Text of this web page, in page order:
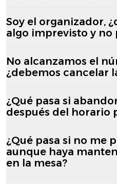
Soy el organizador,
algo imprevisto y no
No alcanzamos el
¿debemos cancelar
¿Qué pasa si
después del horario
¿Qué pasa si no me
aunque haya
en la mesa?